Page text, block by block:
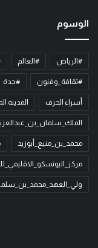
الوسوم
#الرياض #العالم
#ثقافة_وفنون #جدة
أسراء الحرف المدينة
محمد_بن_منيع_أبوزيد